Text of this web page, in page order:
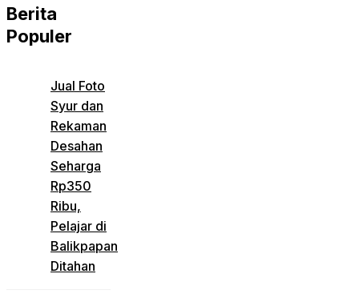
Berita
Populer
Jual Foto
Syur dan
Rekaman
Desahan
Seharga
Rp350
Ribu,
Pelajar di
Balikpapan
Ditahan